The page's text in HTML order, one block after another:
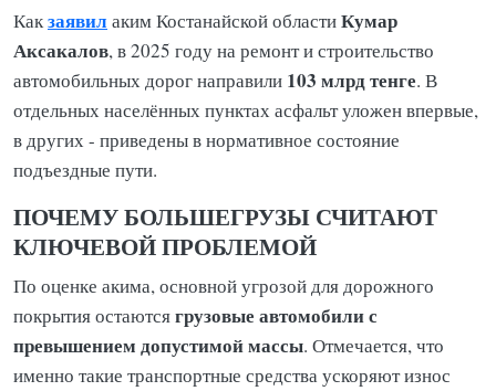
Какзаявил аким Костанайской областиКумар
Аксакалов, в 2025 году на ремонт и строительство
автомобильных дорог направили 103 млрд тенге. В
отдельных населённых пунктах асфальт уложен впервые,
в других - приведены в нормативное состояние
подъездные пути.
ПОЧЕМУ БОЛЬШЕГРУЗЫ СЧИТАЮТ
КЛЮЧЕВОЙ ПРОБЛЕМОЙ
По оценке акима, основной угрозой для дорожного
покрытия остаютсягрузовые автомобили с
превышением допустимой массы. Отмечается, что
именно такие транспортные средства ускоряют износ